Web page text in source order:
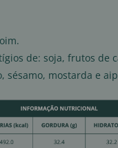
de: soja, frutos de
sésamo, mostarda e